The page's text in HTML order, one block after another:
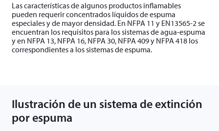
Las características de algunos productos inflamables
pueden requerir concentrados líquidos de espuma
especiales y de mayor densidad. En NFPA 11 y EN13565-2 se
encuentran los requisitos para los sistemas de agua-espuma
y en NFPA 13, NFPA 16, NFPA 30, NFPA 409 y NFPA 418 los
correspondientes a los sistemas de espuma.
Ilustración de un sistema de extinción
por espuma